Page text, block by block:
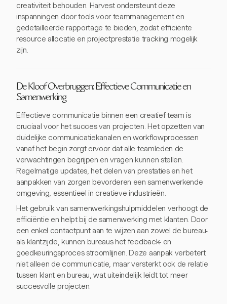
creativiteit behouden. Harvest ondersteunt deze
inspanningen door tools voor teammanagement en
gedetailleerde rapportage te bieden, zodat efficiënte
resource allocatie en projectprestatie tracking mogelijk
zijn.
De Kloof Overbruggen: Effectieve Communicatie en
Samenwerking
Effectieve communicatie binnen een creatief team is
cruciaal voor het succes van projecten. Het opzetten van
duidelijke communicatiekanalen en workflowprocessen
vanaf het begin zorgt ervoor dat alle teamleden de
verwachtingen begrijpen en vragen kunnen stellen.
Regelmatige updates, het delen van prestaties en het
aanpakken van zorgen bevorderen een samenwerkende
omgeving, essentieel in creatieve industrieën.
Het gebruik van samenwerkingshulpmiddelen verhoogt de
efficiëntie en helpt bij de samenwerking met klanten. Door
een enkel contactpunt aan te wijzen aan zowel de bureau-
als klantzijde, kunnen bureaus het feedback- en
goedkeuringsproces stroomlijnen. Deze aanpak verbetert
niet alleen de communicatie, maar versterkt ook de relatie
tussen klant en bureau, wat uiteindelijk leidt tot meer
succesvolle projecten.